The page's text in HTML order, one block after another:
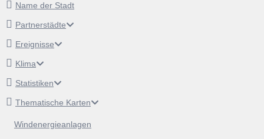
Name der Stadt
Partnerstädte
Ereignisse
Klima
Statistiken
Thematische Karten
Windenergieanlagen